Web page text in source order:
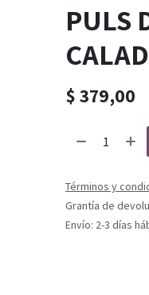
PULS
$379,00
Términos y
Grantía de
Envío: 2-3 días